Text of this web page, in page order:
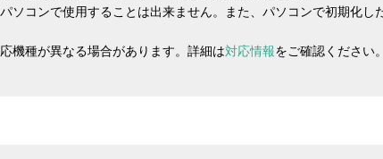
ソコンで使用することは出来ません。また、パソコンで初期化し
機種が異なる場合があります。詳細は対応情報をご確認ください。